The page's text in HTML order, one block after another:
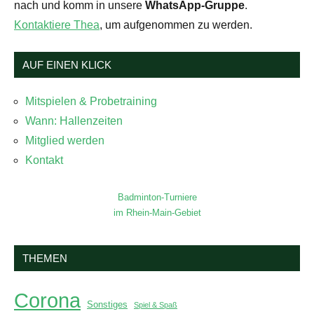
nach und komm in unsere WhatsApp-Gruppe.
Kontaktiere Thea, um aufgenommen zu werden.
AUF EINEN KLICK
Mitspielen & Probetraining
Wann: Hallenzeiten
Mitglied werden
Kontakt
Badminton-Turniere
im Rhein-Main-Gebiet
THEMEN
Corona Sonstiges Spiel & Spaß